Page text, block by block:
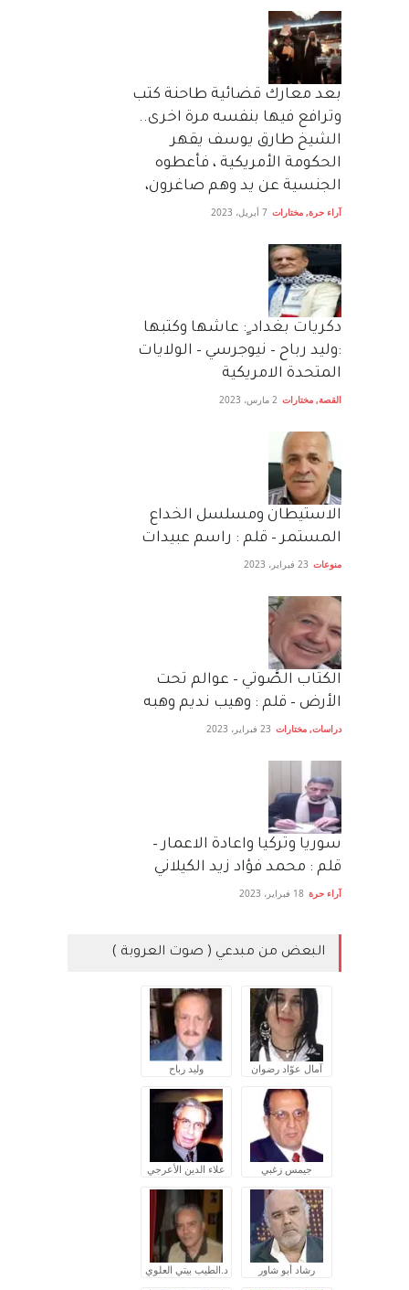
بعد معارك قضائية طاحنة كتب
وترافع فيها بنفسه مرة اخرى..
الشيخ طارق يوسف يقهر
الحكومة الأمريكية ، فأعطوه
الجنسية عن يد وهم صاغرون،
آراء حرة, مختارات 7 أبريل، 2023
دكريات بغداد ٍ: عاشها وكتبها
:وليد رباح – نيوجرسي – الولايات
المتحدة الامريكية
القصة, مختارات 2 مارس، 2023
الاستيطان ومسلسل الخداع
المستمر – قلم : راسم عبيدات
منوعات 23 فبراير، 2023
الكتاب الصَّوتي – عوالم تحت
الأرض – قلم : وهيب نديم وهبه
دراسات, مختارات 23 فبراير، 2023
سوريا وتركيا واعادة الاعمار –
قلم : محمد فؤاد زيد الكيلاني
آراء حرة 18 فبراير، 2023
البعض من مبدعي ( صوت العروبة )
آمال عوّاد رضوان وليد رباح
جيمس زغبي علاء الدين الأعرجي
رشاد أبو شاور د.الطيب بيتي العلوي